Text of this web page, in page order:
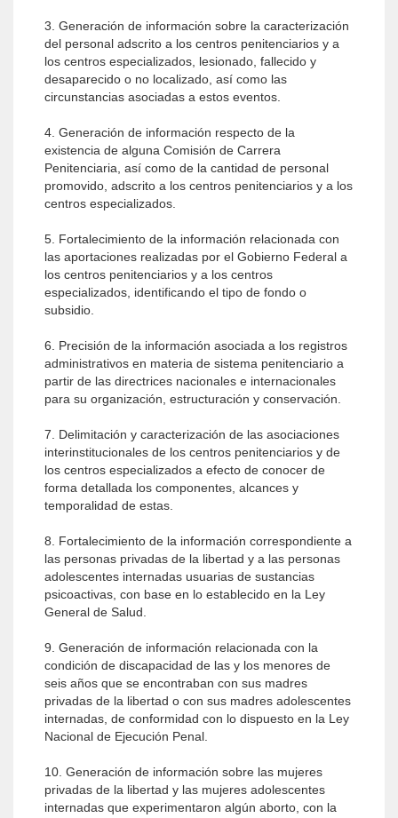
3. Generación de información sobre la caracterización
del personal adscrito a los centros penitenciarios y a
los centros especializados, lesionado, fallecido y
desaparecido o no localizado, así como las
circunstancias asociadas a estos eventos.
4. Generación de información respecto de la
existencia de alguna Comisión de Carrera
Penitenciaria, así como de la cantidad de personal
promovido, adscrito a los centros penitenciarios y a los
centros especializados.
5. Fortalecimiento de la información relacionada con
las aportaciones realizadas por el Gobierno Federal a
los centros penitenciarios y a los centros
especializados, identificando el tipo de fondo o
subsidio.
6. Precisión de la información asociada a los registros
administrativos en materia de sistema penitenciario a
partir de las directrices nacionales e internacionales
para su organización, estructuración y conservación.
7. Delimitación y caracterización de las asociaciones
interinstitucionales de los centros penitenciarios y de
los centros especializados a efecto de conocer de
forma detallada los componentes, alcances y
temporalidad de estas.
8. Fortalecimiento de la información correspondiente a
las personas privadas de la libertad y a las personas
adolescentes internadas usuarias de sustancias
psicoactivas, con base en lo establecido en la Ley
General de Salud.
9. Generación de información relacionada con la
condición de discapacidad de las y los menores de
seis años que se encontraban con sus madres
privadas de la libertad o con sus madres adolescentes
internadas, de conformidad con lo dispuesto en la Ley
Nacional de Ejecución Penal.
10. Generación de información sobre las mujeres
privadas de la libertad y las mujeres adolescentes
internadas que experimentaron algún aborto, con la